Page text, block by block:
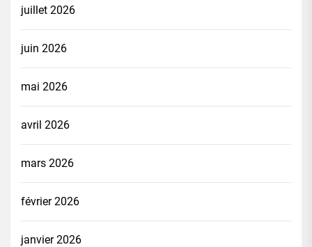
juillet 2026
juin 2026
mai 2026
avril 2026
mars 2026
février 2026
janvier 2026